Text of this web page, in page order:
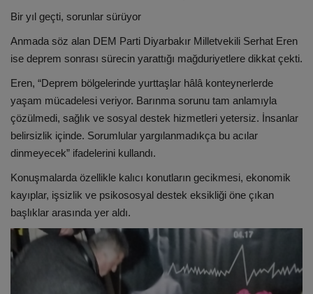
Bir yıl geçti, sorunlar sürüyor
Anmada söz alan DEM Parti Diyarbakır Milletvekili Serhat Eren
ise deprem sonrası sürecin yarattığı mağduriyetlere dikkat çekti.
Eren, “Deprem bölgelerinde yurttaşlar hâlâ konteynerlerde
yaşam mücadelesi veriyor. Barınma sorunu tam anlamıyla
çözülmedi, sağlık ve sosyal destek hizmetleri yetersiz. İnsanlar
belirsizlik içinde. Sorumlular yargılanmadıkça bu acılar
dinmeyecek” ifadelerini kullandı.
Konuşmalarda özellikle kalıcı konutların gecikmesi, ekonomik
kayıplar, işsizlik ve psikososyal destek eksikliği öne çıkan
başlıklar arasında yer aldı.